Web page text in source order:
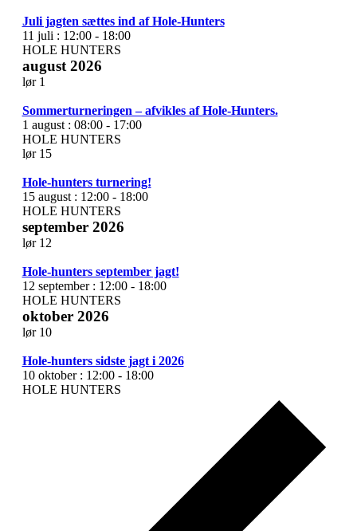
Juli jagten sættes ind af Hole-Hunters
11 juli : 12:00- 18:00
HOLE HUNTERS
august 2026
lør 1
Sommerturneringen – afvikles af Hole-Hunters.
1 august : 08:00- 17:00
HOLE HUNTERS
lør 15
Hole-hunters turnering!
15 august : 12:00- 18:00
HOLE HUNTERS
september 2026
lør 12
Hole-hunters september jagt!
12 september : 12:00- 18:00
HOLE HUNTERS
oktober 2026
lør 10
Hole-hunters sidste jagt i 2026
10 oktober : 12:00- 18:00
HOLE HUNTERS